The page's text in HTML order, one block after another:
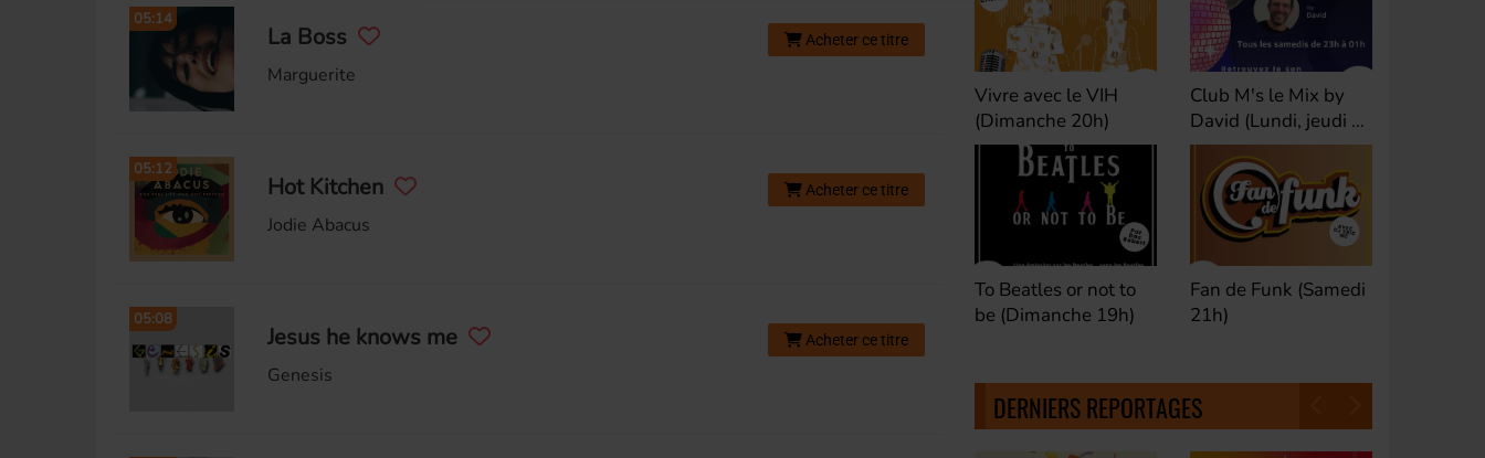
05:14
La Boss
Marguerite
Acheter ce titre
05:12
Hot Kitchen
Jodie Abacus
Acheter ce titre
05:08
Jesus he knows me
Genesis
Acheter ce titre
Vivre avec le VIH
(Dimanche 20h)
To Beatles or not to
be (Dimanche 19h)
Club M's le Mix by
David (Lundi, jeudi et
samedi 23h)
Fan de Funk (Samedi
21h)
DERNIERS REPORTAGES